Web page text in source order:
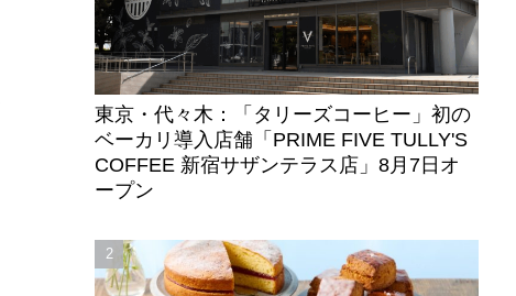
東京・代々木：「タリーズコーヒー」初の
ベーカリ導入店舗「PRIME FIVE TULLY'S
COFFEE 新宿サザンテラス店」8月7日オ
ープン